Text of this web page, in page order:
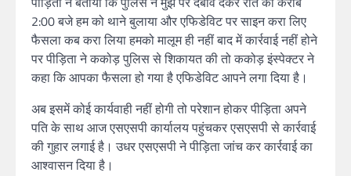
2:00 बजे हम को थाने बुलाया और एफिडेविट पर साइन करा लिए
फैसला कब करा लिया हमको मालूम ही नहीं बाद में कार्रवाई नहीं होने
पर पीड़िता ने ककोड़ पुलिस से शिकायत की तो ककोड़ इंस्पेक्टर ने
कहा कि आपका फैसला हो गया है एफिडेविट आपने लगा दिया है।
अब इसमें कोई कार्यवाही नहीं होगी तो परेशान होकर पीड़िता अपने
पति के साथ आज एसएसपी कार्यालय पहुंचकर एसएसपी से कार्रवाई
की गुहार लगाई है। उधर एसएसपी ने पीड़िता जांच कर कार्रवाई का
आश्वासन दिया है।